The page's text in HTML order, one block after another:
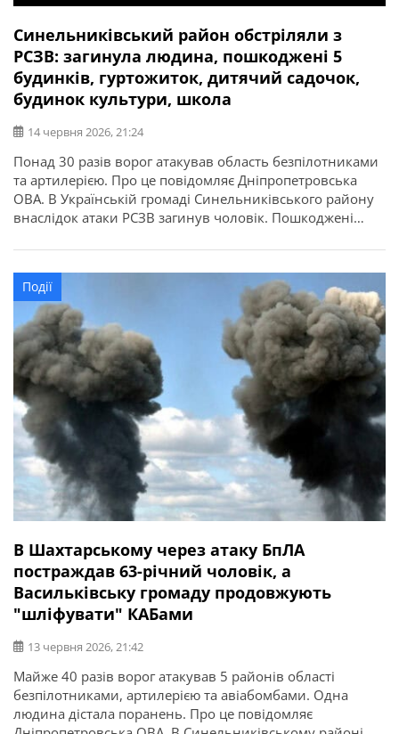
Синельниківський район обстріляли з
РСЗВ: загинула людина, пошкоджені 5
будинків, гуртожиток, дитячий садочок,
будинок культури, школа
14 червня 2026, 21:24
Понад 30 разів ворог атакував область безпілотниками
та артилерією. Про це повідомляє Дніпропетровська
ОВА. В Українській громаді Синельниківського району
внаслідок атаки РСЗВ загинув чоловік. Пошкоджені
культури, школа й 3 автомобілі.
Події
В Шахтарському через атаку БпЛА
постраждав 63-річний чоловік, а
Васильківську громаду продовжують
"шліфувати" КАБами
13 червня 2026, 21:42
Майже 40 разів ворог атакував 5 районів області
безпілотниками, артилерією та авіабомбами. Одна
людина дістала поранень. Про це повідомляє